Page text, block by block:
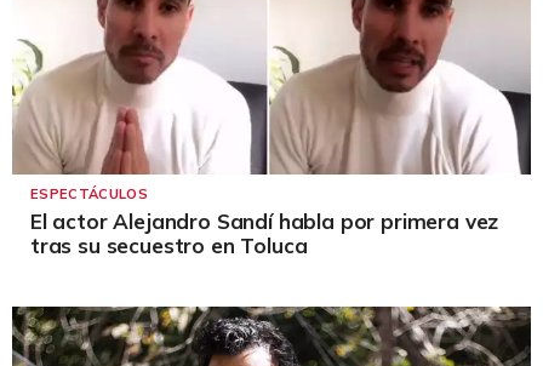
ESPECTÁCULOS
El actor Alejandro Sandí habla por primera vez
tras su secuestro en Toluca